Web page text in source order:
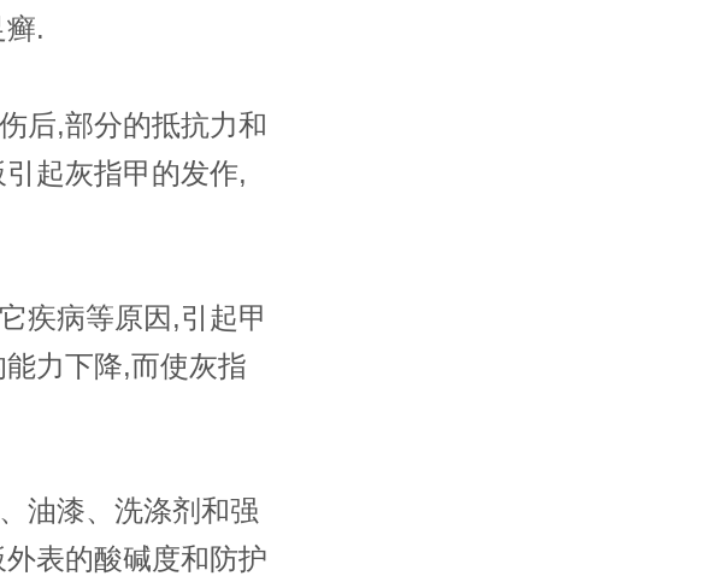
.
后,部分的抵抗力和
起灰指甲的发作,
疾病等原因,引起甲
力下降,而使灰指
油漆、洗涤剂和强
表的酸碱度和防护